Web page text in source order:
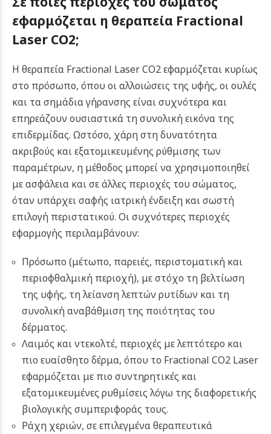
εφαρμόζεται η θεραπεία Fractional
Laser CO2;
Η θεραπεία Fractional Laser CO2 εφαρμόζεται κυρίως
στο πρόσωπο, όπου οι αλλοιώσεις της υφής, οι ουλές
και τα σημάδια γήρανσης είναι συχνότερα και
επηρεάζουν ουσιαστικά τη συνολική εικόνα της
επιδερμίδας. Ωστόσο, χάρη στη δυνατότητα
ακριβούς και εξατομικευμένης ρύθμισης των
παραμέτρων, η μέθοδος μπορεί να χρησιμοποιηθεί
με ασφάλεια και σε άλλες περιοχές του σώματος,
όταν υπάρχει σαφής ιατρική ένδειξη και σωστή
επιλογή περιστατικού. Οι συχνότερες περιοχές
εφαρμογής περιλαμβάνουν:
Πρόσωπο (μέτωπο, παρειές, περιστοματική και
περιοφθαλμική περιοχή), με στόχο τη βελτίωση
της υφής, τη λείανση λεπτών ρυτίδων και τη
συνολική αναβάθμιση της ποιότητας του
δέρματος.
Λαιμός και ντεκολτέ, περιοχές με λεπτότερο και
πιο ευαίσθητο δέρμα, όπου το Fractional CO2 Laser
εφαρμόζεται με πιο συντηρητικές και
εξατομικευμένες ρυθμίσεις λόγω της διαφορετικής
βιολογικής συμπεριφοράς τους.
Ράχη χεριών, σε επιλεγμένα θεραπευτικά